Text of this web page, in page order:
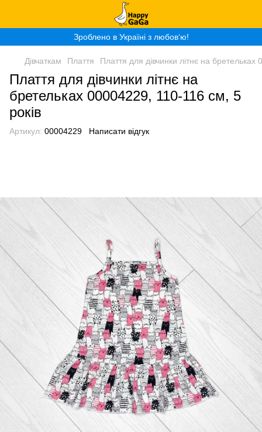
Зроблено в Україні з любов‘ю!
Дівчаткам Плаття Плаття для дівчинки літнє на
Плаття для дівчинки літнє на
бретельках 00004229, 110-116 см, 5
років
Артикул: 00004229 Написати відгук